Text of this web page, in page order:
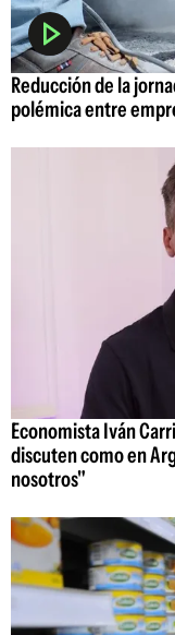
Reducción de la
polémica entre
Economista Iván
discuten como en
nosotros"